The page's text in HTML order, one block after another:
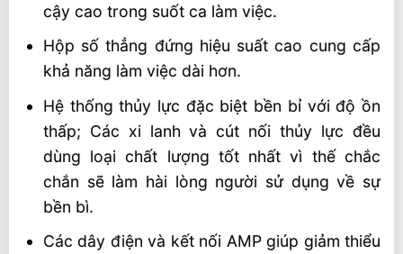
cậy cao trong suốt ca làm việc.
Hộp số thẳng đứng hiệu suất cao cung cấp
khả năng làm việc dài hơn.
Hệ thống thủy lực đặc biệt bền bỉ với độ ồn
thấp; Các xi lanh và cút nối thủy lực đều
dùng loại chất lượng tốt nhất vì thế chắc
chắn sẽ làm hài lòng người sử dụng về sự
bền bì.
Các dây điện và kết nối AMP giúp giảm thiểu